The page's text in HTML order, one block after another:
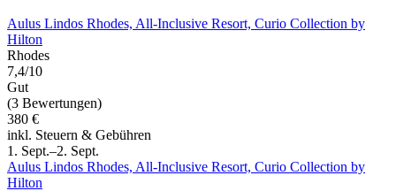
Aulus Lindos Rhodes, All-Inclusive Resort, Curio Collection by
Hilton
Rhodes
7,4/10
Gut
(3 Bewertungen)
380 €
inkl. Steuern & Gebühren
1. Sept.–2. Sept.
Aulus Lindos Rhodes, All-Inclusive Resort, Curio Collection by
Hilton